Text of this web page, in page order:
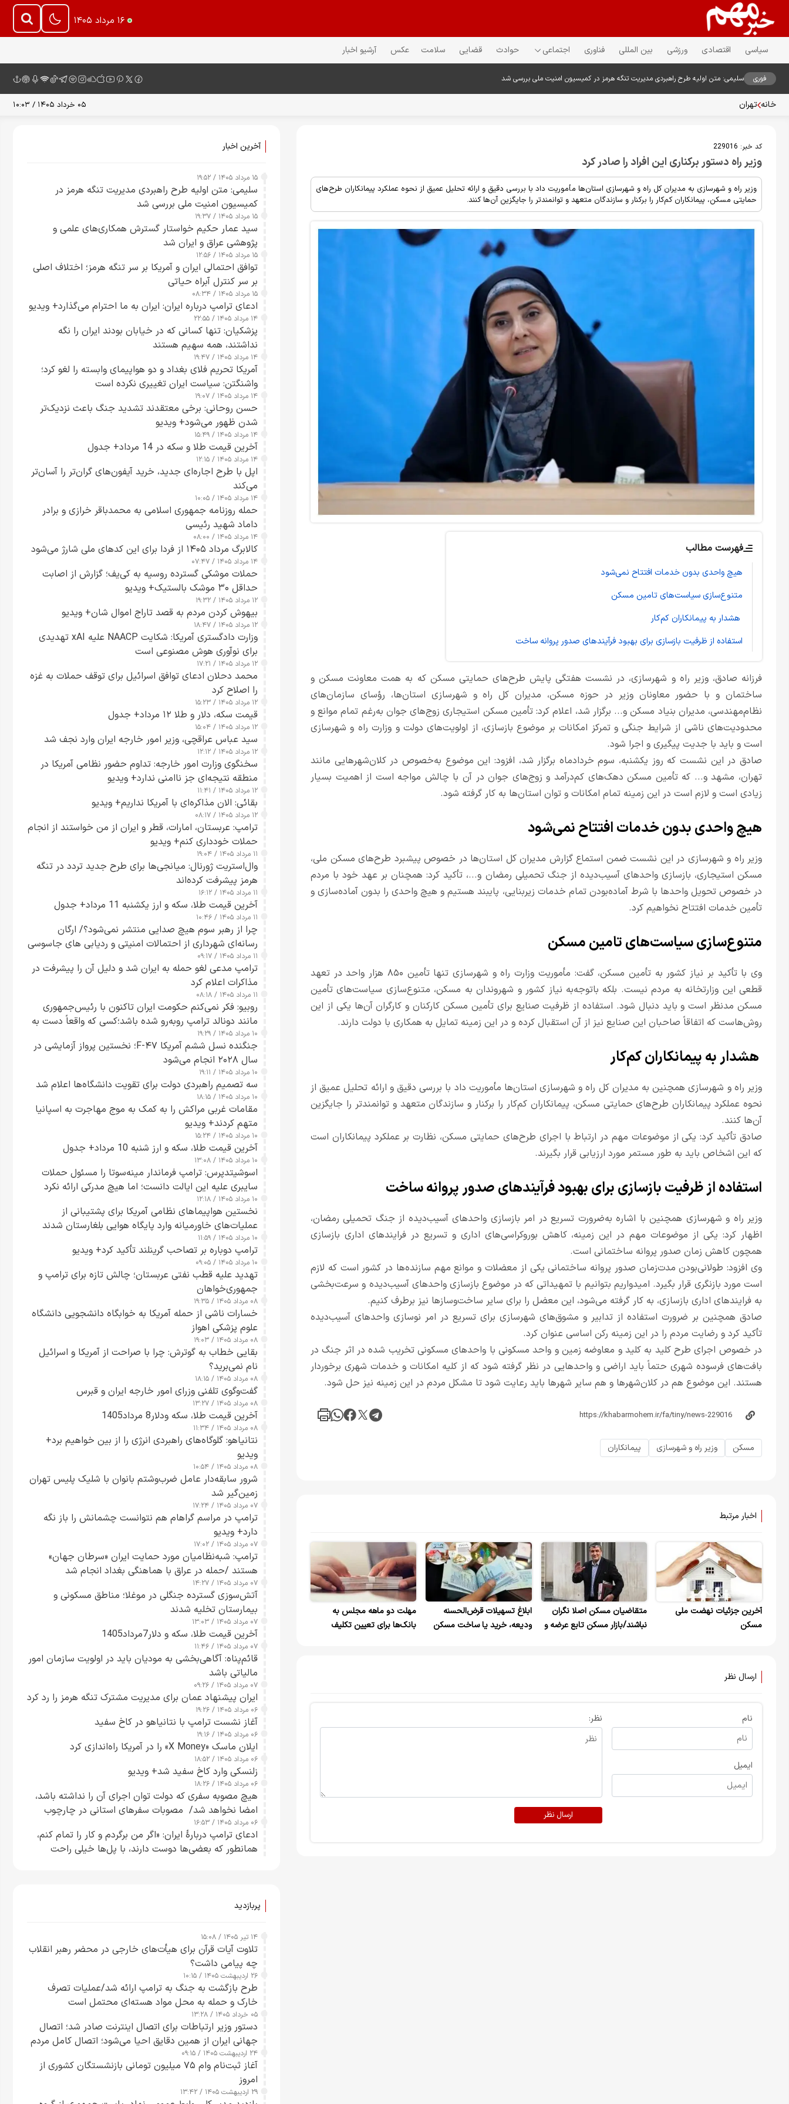
۱۶ مرداد ۱۴۰۵
سیاسی اقتصادی ورزشی بین المللی فناوری اجتماعی حوادث قضایی سلامت عکس آرشیو اخبار
فوری سلیمی: متن اولیه طرح راهبردی مدیریت تنگه هرمز در کمیسیون امنیت ملی بررسی شد
خانه تهران ۰۵ خرداد ۱۴۰۵ / ۱۰:۰۳
کد خبر: 229016
وزیر راه دستور برکناری این افراد را صادر کرد
وزیر راه و شهرسازی به مدیران کل راه و شهرسازی استان‌ها مأموریت داد با بررسی دقیق و ارائه تحلیل عمیق از نحوه عملکرد پیمانکاران طرح‌های
حمایتی مسکن، پیمانکاران کم‌کار را برکنار و سازندگان متعهد و توانمندتر را جایگزین آن‌ها کنند.
فهرست مطالب
هیچ واحدی بدون خدمات افتتاح نمی‌شود
متنوع‌سازی سیاست‌های تامین مسکن
هشدار به پیمانکاران کم‌کار
استفاده از ظرفیت بازسازی برای بهبود فرآیندهای صدور پروانه ساخت
فرزانه صادق، وزیر راه و شهرسازی، در نشست هفتگی پایش طرح‌های حمایتی مسکن که به همت معاونت مسکن و
ساختمان و با حضور معاونان وزیر در حوزه مسکن، مدیران کل راه و شهرسازی استان‌ها، رؤسای سازمان‌های
نظام‌مهندسی، مدیران بنیاد مسکن و... برگزار شد، اعلام کرد: تأمین مسکن استیجاری زوج‌های جوان به‌رغم تمام موانع و
محدودیت‌های ناشی از شرایط جنگی و تمرکز امکانات بر موضوع بازسازی، از اولویت‌های دولت و وزارت راه و شهرسازی
است و باید با جدیت پیگیری و اجرا شود.
صادق در این نشست که روز یکشنبه، سوم خردادماه برگزار شد، افزود: این موضوع به‌خصوص در کلان‌شهرهایی مانند
تهران، مشهد و... که تأمین مسکن دهک‌های کم‌درآمد و زوج‌های جوان در آن با چالش مواجه است از اهمیت بسیار
زیادی است و لازم است در این زمینه تمام امکانات و توان استان‌ها به کار گرفته شود.
هیچ واحدی بدون خدمات افتتاح نمی‌شود
وزیر راه و شهرسازی در این نشست ضمن استماع گزارش مدیران کل استان‌ها در خصوص پیشبرد طرح‌های مسکن ملی،
مسکن استیجاری، بازسازی واحدهای آسیب‌دیده از جنگ تحمیلی رمضان و...، تأکید کرد: همچنان بر عهد خود با مردم
در خصوص تحویل واحدها با شرط آماده‌بودن تمام خدمات زیربنایی، پایبند هستیم و هیچ واحدی را بدون آماده‌سازی و
تأمین خدمات افتتاح نخواهیم کرد.
متنوع‌سازی سیاست‌های تامین مسکن
وی با تأکید بر نیاز کشور به تأمین مسکن، گفت: مأموریت وزارت راه و شهرسازی تنها تأمین ۸۵۰ هزار واحد در تعهد
قطعی این وزارتخانه به مردم نیست. بلکه باتوجه‌به نیاز کشور و شهروندان به مسکن، متنوع‌سازی سیاست‌های تأمین
مسکن مدنظر است و باید دنبال شود. استفاده از ظرفیت صنایع برای تأمین مسکن کارکنان و کارگران آن‌ها یکی از این
روش‌هاست که اتفاقاً صاحبان این صنایع نیز از آن استقبال کرده و در این زمینه تمایل به همکاری با دولت دارند.
هشدار به پیمانکاران کم‌کار
وزیر راه و شهرسازی همچنین به مدیران کل راه و شهرسازی استان‌ها مأموریت داد با بررسی دقیق و ارائه تحلیل عمیق از
نحوه عملکرد پیمانکاران طرح‌های حمایتی مسکن، پیمانکاران کم‌کار را برکنار و سازندگان متعهد و توانمندتر را جایگزین
آن‌ها کنند.
صادق تأکید کرد: یکی از موضوعات مهم در ارتباط با اجرای طرح‌های حمایتی مسکن، نظارت بر عملکرد پیمانکاران است
که این اشخاص باید به طور مستمر مورد ارزیابی قرار بگیرند.
استفاده از ظرفیت بازسازی برای بهبود فرآیندهای صدور پروانه ساخت
وزیر راه و شهرسازی همچنین با اشاره به‌ضرورت تسریع در امر بازسازی واحدهای آسیب‌دیده از جنگ تحمیلی رمضان،
اظهار کرد: یکی از موضوعات مهم در این زمینه، کاهش بوروکراسی‌های اداری و تسریع در فرایندهای اداری بازسازی
همچون کاهش زمان صدور پروانه ساختمانی است.
وی افزود: طولانی‌بودن مدت‌زمان صدور پروانه ساختمانی یکی از معضلات و موانع مهم سازنده‌ها در کشور است که لازم
است مورد بازنگری قرار بگیرد. امیدواریم بتوانیم با تمهیداتی که در موضوع بازسازی واحدهای آسیب‌دیده و سرعت‌بخشی
به فرایندهای اداری بازسازی، به کار گرفته می‌شود، این معضل را برای سایر ساخت‌وسازها نیز برطرف کنیم.
صادق همچنین بر ضرورت استفاده از تدابیر و مشوق‌های شهرسازی برای تسریع در امر نوسازی واحدهای آسیب‌دیده
تأکید کرد و رضایت مردم را در این زمینه رکن اساسی عنوان کرد.
در خصوص اجرای طرح کلید به کلید و معاوضه زمین و واحد مسکونی با واحدهای مسکونی تخریب شده در اثر جنگ در
بافت‌های فرسوده شهری حتماً باید اراضی و واحدهایی در نظر گرفته شود که از کلیه امکانات و خدمات شهری برخوردار
هستند. این موضوع هم در کلان‌شهرها و هم سایر شهرها باید رعایت شود تا مشکل مردم در این زمینه نیز حل شود.
مسکن وزیر راه و شهرسازی پیمانکاران
اخبار مرتبط
آخرین جزئیات نهضت ملی
مسکن
متقاضیان مسکن اصلا نگران
نباشند/بازار مسکن تابع عرضه و
ابلاغ تسهیلات قرض‌الحسنه
ودیعه، خرید یا ساخت مسکن
مهلت دو ماهه مجلس به
بانک‌ها برای تعیین تکلیف
ارسال نظر
نام
ایمیل
نظر:
ارسال نظر
آخرین اخبار
۱۵ مرداد ۱۴۰۵ / ۱۹:۵۲
سلیمی: متن اولیه طرح راهبردی مدیریت تنگه هرمز در
کمیسیون امنیت ملی بررسی شد
۱۵ مرداد ۱۴۰۵ / ۱۹:۳۷
سید عمار حکیم خواستار گسترش همکاری‌های علمی و
پژوهشی عراق و ایران شد
۱۵ مرداد ۱۴۰۵ / ۱۲:۵۶
توافق احتمالی ایران و آمریکا بر سر تنگه هرمز؛ اختلاف اصلی
بر سر کنترل آبراه حیاتی
۱۵ مرداد ۱۴۰۵ / ۰۸:۳۴
ادعای ترامپ درباره ایران: ایران به ما احترام می‌گذارد+ ویدیو
۱۴ مرداد ۱۴۰۵ / ۲۲:۵۵
پزشکیان: تنها کسانی که در خیابان بودند ایران را نگه
نداشتند، همه سهیم هستند
۱۴ مرداد ۱۴۰۵ / ۱۹:۴۷
آمریکا تحریم فلای بغداد و دو هواپیمای وابسته را لغو کرد؛
واشنگتن: سیاست ایران تغییری نکرده است
۱۴ مرداد ۱۴۰۵ / ۱۹:۰۷
حسن روحانی: برخی معتقدند تشدید جنگ باعث نزدیک‌تر
شدن ظهور می‌شود+ ویدیو
۱۴ مرداد ۱۴۰۵ / ۱۵:۴۹
آخرین قیمت طلا و سکه در 14 مرداد+ جدول
۱۴ مرداد ۱۴۰۵ / ۱۲:۱۵
اپل با طرح اجاره‌ای جدید، خرید آیفون‌های گران‌تر را آسان‌تر
می‌کند
۱۴ مرداد ۱۴۰۵ / ۱۰:۰۵
حمله روزنامه جمهوری اسلامی به محمدباقر خرازی و برادر
داماد شهید رئیسی
۱۴ مرداد ۱۴۰۵ / ۰۸:۰۰
کالابرگ مرداد ۱۴۰۵ از فردا برای این کدهای ملی شارژ می‌شود
۱۴ مرداد ۱۴۰۵ / ۰۷:۴۷
حملات موشکی گسترده روسیه به کی‌یف؛ گزارش از اصابت
حداقل ۳۰ موشک بالستیک+ ویدیو
۱۲ مرداد ۱۴۰۵ / ۱۹:۳۲
بیهوش کردن مردم به قصد تاراج اموال شان+ ویدیو
۱۲ مرداد ۱۴۰۵ / ۱۸:۴۷
وزارت دادگستری آمریکا: شکایت NAACP علیه xAI تهدیدی
برای نوآوری هوش مصنوعی است
۱۲ مرداد ۱۴۰۵ / ۱۷:۲۱
محمد دحلان ادعای توافق اسرائیل برای توقف حملات به غزه
را اصلاح کرد
۱۲ مرداد ۱۴۰۵ / ۱۵:۲۳
قیمت سکه، دلار و طلا ۱۲ مرداد+ جدول
۱۲ مرداد ۱۴۰۵ / ۱۵:۰۴
سید عباس عراقچی، وزیر امور خارجه ایران وارد نجف شد
۱۲ مرداد ۱۴۰۵ / ۱۲:۱۲
سخنگوی وزارت امور خارجه: تداوم حضور نظامی آمریکا در
منطقه نتیجه‌ای جز ناامنی ندارد+ ویدیو
۱۲ مرداد ۱۴۰۵ / ۱۱:۴۱
بقائی: الان مذاکره‌ای با آمریکا نداریم+ ویدیو
۱۲ مرداد ۱۴۰۵ / ۰۸:۱۷
ترامپ: عربستان، امارات، قطر و ایران از من خواستند از انجام
حملات خودداری کنم+ ویدیو
۱۱ مرداد ۱۴۰۵ / ۱۹:۰۴
وال‌استریت ژورنال: میانجی‌ها برای طرح جدید تردد در تنگه
هرمز پیشرفت کرده‌اند
۱۱ مرداد ۱۴۰۵ / ۱۶:۱۲
آخرین قیمت طلا، سکه و ارز یکشنبه 11 مرداد+ جدول
۱۱ مرداد ۱۴۰۵ / ۱۰:۴۶
چرا از رهبر سوم هیچ صدایی منتشر نمی‌شود؟/ ارگان
رسانه‌ای شهرداری از احتمالات امنیتی و ردیابی های جاسوسی
گفت
۱۱ مرداد ۱۴۰۵ / ۰۹:۱۷
ترامپ مدعی لغو حمله به ایران شد و دلیل آن را پیشرفت در
مذاکرات اعلام کرد
۱۱ مرداد ۱۴۰۵ / ۰۸:۱۸
روبیو: فکر نمی‌کنم حکومت ایران تاکنون با رئیس‌جمهوری
مانند دونالد ترامپ روبه‌رو شده باشد؛کسی که واقعاً دست به
اقدام می‌زند
۱۰ مرداد ۱۴۰۵ / ۱۹:۲۹
جنگنده نسل ششم آمریکا F-۴۷؛ نخستین پرواز آزمایشی در
سال ۲۰۲۸ انجام می‌شود
۱۰ مرداد ۱۴۰۵ / ۱۹:۱۱
سه تصمیم راهبردی دولت برای تقویت دانشگاه‌ها اعلام شد
۱۰ مرداد ۱۴۰۵ / ۱۸:۱۵
مقامات غربی مراکش را به کمک به موج مهاجرت به اسپانیا
متهم کردند+ ویدیو
۱۰ مرداد ۱۴۰۵ / ۱۵:۲۴
آخرین قیمت طلا، سکه و ارز شنبه 10 مرداد+ جدول
۱۰ مرداد ۱۴۰۵ / ۱۳:۰۸
اسوشیتدپرس: ترامپ فرماندار مینه‌سوتا را مسئول حملات
سایبری علیه این ایالت دانست؛ اما هیچ مدرکی ارائه نکرد
۱۰ مرداد ۱۴۰۵ / ۱۲:۱۸
نخستین هواپیماهای نظامی آمریکا برای پشتیبانی از
عملیات‌های خاورمیانه وارد پایگاه هوایی بلغارستان شدند
۱۰ مرداد ۱۴۰۵ / ۱۱:۵۹
ترامپ دوباره بر تصاحب گرینلند تأکید کرد+ ویدیو
۱۰ مرداد ۱۴۰۵ / ۰۹:۰۵
تهدید علیه قطب نفتی عربستان؛ چالش تازه برای ترامپ و
جمهوری‌خواهان
۰۸ مرداد ۱۴۰۵ / ۱۹:۳۵
خسارات ناشی از حمله آمریکا به خوابگاه دانشجویی دانشگاه
علوم پزشکی اهواز
۰۸ مرداد ۱۴۰۵ / ۱۹:۰۳
بقایی خطاب به گوترش: چرا با صراحت از آمریکا و اسرائیل
نام نمی‌برید؟
۰۸ مرداد ۱۴۰۵ / ۱۸:۱۵
گفت‌وگوی تلفنی وزرای امور خارجه ایران و قبرس
۰۸ مرداد ۱۴۰۵ / ۱۳:۲۷
آخرین قیمت طلا، سکه ودلار8 مرداد1405
۰۸ مرداد ۱۴۰۵ / ۱۱:۳۴
نتانیاهو: گلوگاه‌های راهبردی انرژی را از بین خواهیم برد+
ویدیو
۰۸ مرداد ۱۴۰۵ / ۱۰:۵۴
شرور سابقه‌دار عامل ضرب‌وشتم بانوان با شلیک پلیس تهران
زمین‌گیر شد
۰۷ مرداد ۱۴۰۵ / ۱۷:۲۴
ترامپ در مراسم گراهام هم نتوانست چشمانش را باز نگه
دارد+ ویدیو
۰۷ مرداد ۱۴۰۵ / ۱۷:۰۲
ترامپ: شبه‌نظامیان مورد حمایت ایران «سرطان جهان»
هستند /حمله در عراق با هماهنگی بغداد انجام شد
۰۷ مرداد ۱۴۰۵ / ۱۴:۲۷
آتش‌سوزی گسترده جنگلی در موغلا؛ مناطق مسکونی و
بیمارستان تخلیه شدند
۰۷ مرداد ۱۴۰۵ / ۱۳:۰۳
آخرین قیمت طلا، سکه و دلار7مرداد1405
۰۷ مرداد ۱۴۰۵ / ۱۱:۴۶
قائم‌پناه: آگاهی‌بخشی به مودیان باید در اولویت سازمان امور
مالیاتی باشد
۰۷ مرداد ۱۴۰۵ / ۰۹:۲۶
ایران پیشنهاد عمان برای مدیریت مشترک تنگه هرمز را رد کرد
۰۶ مرداد ۱۴۰۵ / ۱۹:۲۶
آغاز نشست ترامپ با نتانیاهو در کاخ سفید
۰۶ مرداد ۱۴۰۵ / ۱۹:۱۶
ایلان ماسک «X Money» را در آمریکا راه‌اندازی کرد
۰۶ مرداد ۱۴۰۵ / ۱۸:۵۲
زلنسکی وارد کاخ سفید شد+ ویدیو
۰۶ مرداد ۱۴۰۵ / ۱۸:۲۶
هیچ مصوبه سفری که دولت توان اجرای آن را نداشته باشد،
امضا نخواهد شد/ مصوبات سفرهای استانی در چارچوب
قانون بودجه است+ عکس
۰۶ مرداد ۱۴۰۵ / ۱۶:۵۳
ادعای ترامپ دربارهٔ ایران: «اگر من برگردم و کار را تمام کنم،
همانطور که بعضی‌ها دوست دارند، با پل‌ها خیلی راحت
پربازدید
۱۴ تیر ۱۴۰۵ / ۱۵:۰۸
تلاوت آیات قرآن برای هیأت‌های خارجی در محضر رهبر انقلاب
چه پیامی داشت؟
۲۶ اردیبهشت ۱۴۰۵ / ۱۰:۱۵
طرح‌ بازگشت به جنگ به ترامپ ارائه شد/عملیات تصرف
خارک و حمله به محل مواد هسته‌ای محتمل است
۰۵ خرداد ۱۴۰۵ / ۱۳:۲۸
دستور وزیر ارتباطات برای اتصال اینترنت صادر شد؛ اتصال
جهانی ایران از همین دقایق احیا می‌شود؛ اتصال کامل مردم
تا ۲۴ ساعت آینده
۲۴ اردیبهشت ۱۴۰۵ / ۰۹:۱۵
آغاز ثبت‌نام وام ۷۵ میلیون تومانی بازنشستگان کشوری از
امروز
۲۹ اردیبهشت ۱۴۰۵ / ۱۳:۴۲